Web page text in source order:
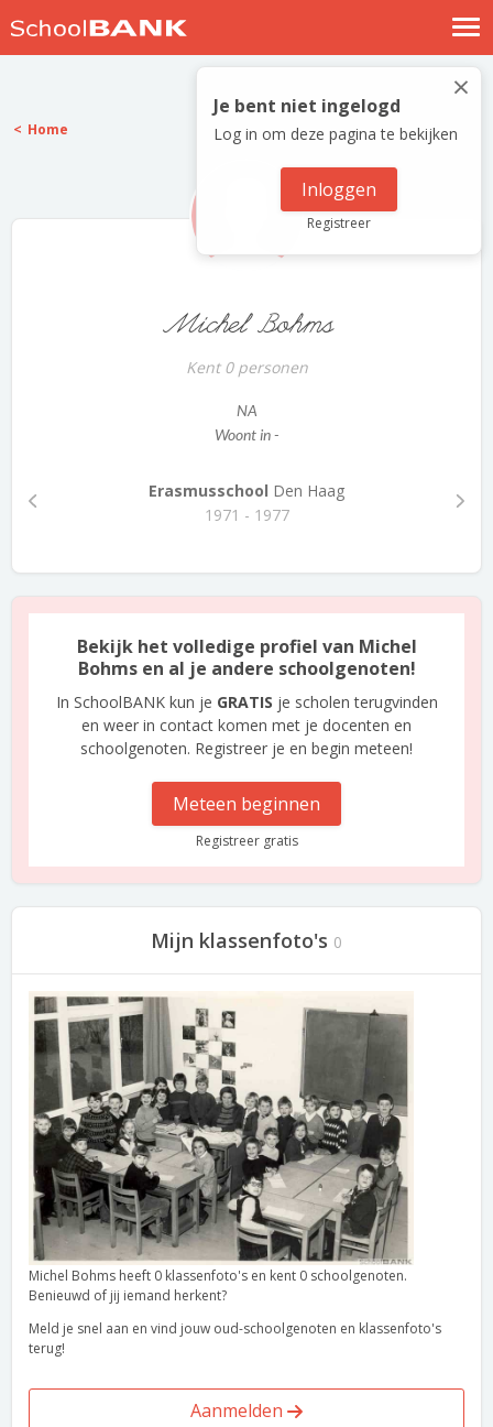
Nostalgische verhalen
Log in
Meld je gratis aan
×
Je bent niet ingelogd
Log in om deze pagina te bekijken
Inloggen
Registreer
Home
Michel Bohms
Kent 0 personen
NA
Woont in -
Erasmusschool Den Haag
1971 - 1977
Bekijk het volledige profiel van Michel
Bohms en al je andere schoolgenoten!
In SchoolBANK kun je GRATIS je scholen terugvinden
en weer in contact komen met je docenten en
schoolgenoten. Registreer je en begin meteen!
Meteen beginnen
Registreer gratis
Mijn klassenfoto's 0
Michel Bohms heeft 0 klassenfoto's en kent 0 schoolgenoten.
Benieuwd of jij iemand herkent?
Meld je snel aan en vind jouw oud-schoolgenoten en klassenfoto's
terug!
Aanmelden